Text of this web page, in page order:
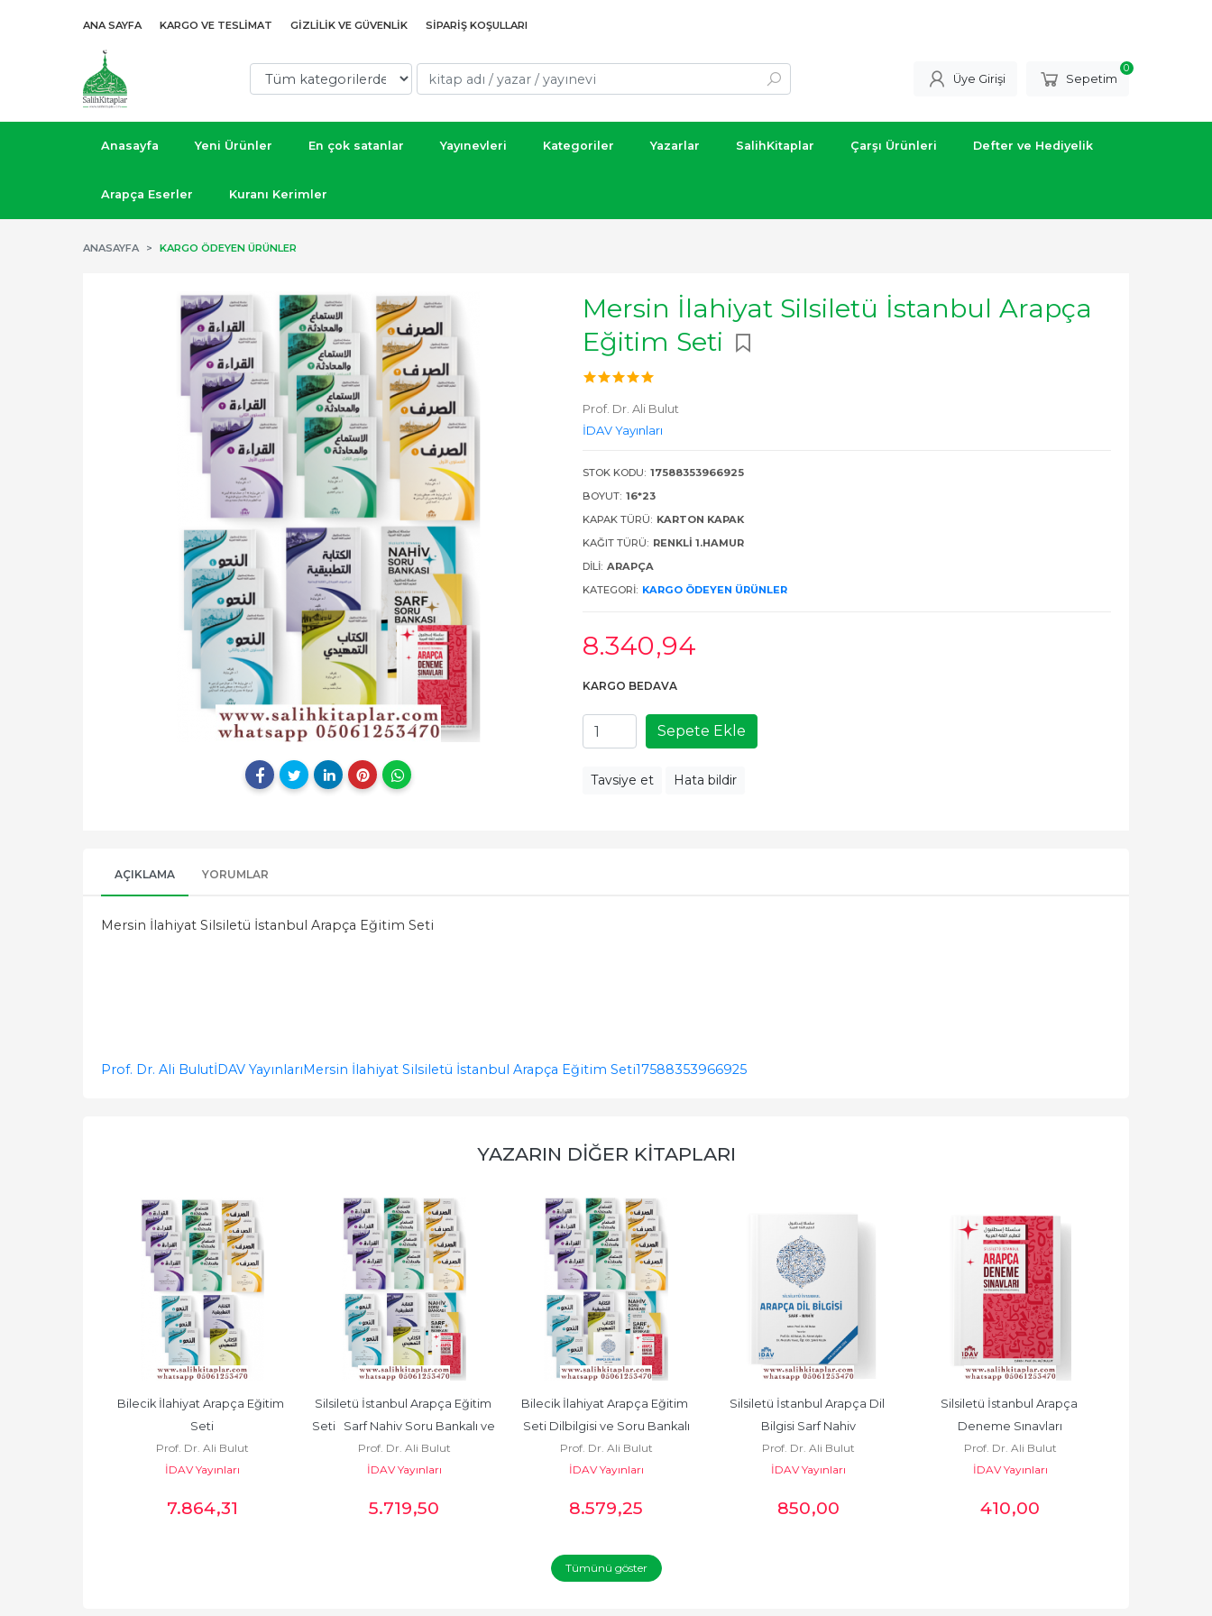
ANA SAYFA KARGO VE TESLIMAT GIZLILIK VE GÜVENLIK SIPARIŞ KOŞULLARI
Üye Girişi Sepetim
0
Anasayfa Yeni Ürünler En çok satanlar Yayınevleri Kategoriler Yazarlar SalihKitaplar Çarşı Ürünleri Defter ve Hediyelik
Arapça Eserler Kuranı Kerimler
ANASAYFA KARGO ÖDEYEN ÜRÜNLER
Mersin İlahiyat Silsiletü İstanbul Arapça
Eğitim Seti
Prof. Dr. Ali Bulut
İDAV Yayınları
STOK KODU: 17588353966925
BOYUT: 16*23
KAPAK TÜRÜ: KARTON KAPAK
KAĞIT TÜRÜ: RENKLI 1.HAMUR
DILI: ARAPÇA
KATEGORI: KARGO ÖDEYEN ÜRÜNLER
8.340,94
KARGO BEDAVA
Sepete Ekle
Tavsiye et Hata bildir
AÇIKLAMA YORUMLAR
Mersin İlahiyat Silsiletü İstanbul Arapça Eğitim Seti
Prof. Dr. Ali BulutİDAV YayınlarıMersin İlahiyat Silsiletü İstanbul Arapça Eğitim Seti17588353966925
YAZARIN DIĞER KITAPLARI
Bilecik İlahiyat Arapça Eğitim
Seti
Prof. Dr. Ali Bulut
İDAV Yayınları
7.864,31
Silsiletü İstanbul Arapça Eğitim
Seti   Sarf Nahiv Soru Bankalı ve
Denemeli
Prof. Dr. Ali Bulut
İDAV Yayınları
5.719,50
Bilecik İlahiyat Arapça Eğitim
Seti Dilbilgisi ve Soru Bankalı
Prof. Dr. Ali Bulut
İDAV Yayınları
8.579,25
Silsiletü İstanbul Arapça Dil
Bilgisi Sarf Nahiv
Prof. Dr. Ali Bulut
İDAV Yayınları
850,00
Silsiletü İstanbul Arapça
Deneme Sınavları
Prof. Dr. Ali Bulut
İDAV Yayınları
410,00
Tümünü göster